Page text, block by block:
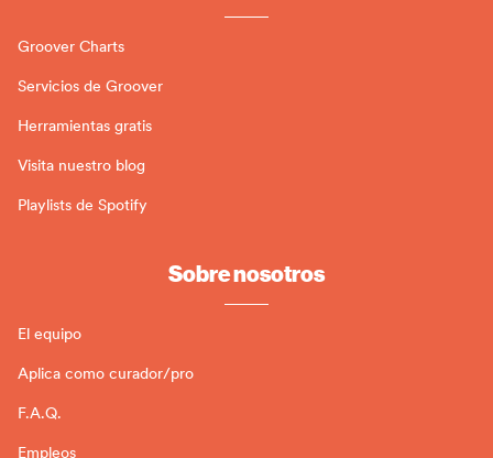
Groover Charts
Servicios de Groover
Herramientas gratis
Visita nuestro blog
Playlists de Spotify
Sobre nosotros
El equipo
Aplica como curador/pro
F.A.Q.
Empleos